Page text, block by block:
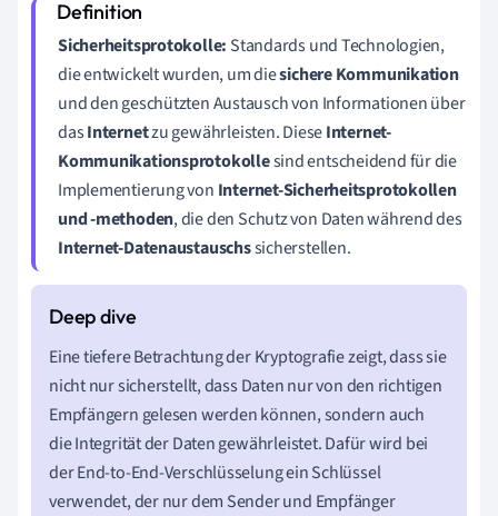
Sicherheitsprotokolle: Standards und Technologien,
die entwickelt wurden, um diesichere Kommunikation
und den geschützten Austausch von Informationen über
dasInternetzu gewährleisten. DieseInternet-
Kommunikationsprotokollesind entscheidend für die
Implementierung von Internet-Sicherheitsprotokollen
und -methoden, die den Schutz von Daten während des
Internet-Datenaustauschssicherstellen.
Eine tiefere Betrachtung der Kryptografie zeigt, dass sie
nicht nur sicherstellt, dass Daten nur von den richtigen
Empfängern gelesen werden können, sondern auch
die Integrität der Daten gewährleistet. Dafür wird bei
der End-to-End-Verschlüsselung ein Schlüssel
verwendet, der nur dem Sender und Empfänger